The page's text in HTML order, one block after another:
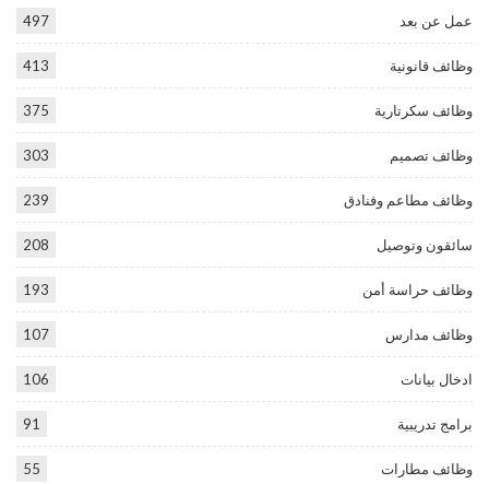
عمل عن بعد 497
وظائف قانونية 413
وظائف سكرتارية 375
وظائف تصميم 303
وظائف مطاعم وفنادق 239
سائقون وتوصيل 208
وظائف حراسة أمن 193
وظائف مدارس 107
ادخال بيانات 106
برامج تدريبية 91
وظائف مطارات 55